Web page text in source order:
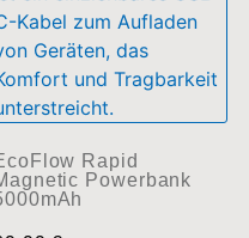
Ausführung wählen